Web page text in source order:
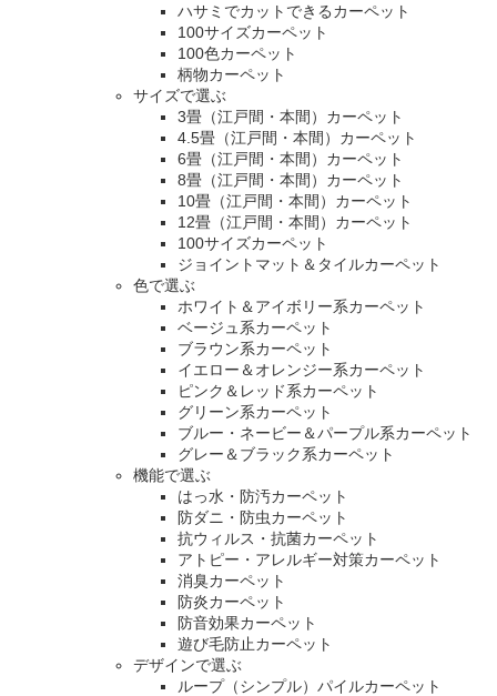
ハサミでカットできるカーペット
100サイズカーペット
100色カーペット
柄物カーペット
サイズで選ぶ
3畳（江戸間・本間）カーペット
4.5畳（江戸間・本間）カーペット
6畳（江戸間・本間）カーペット
8畳（江戸間・本間）カーペット
10畳（江戸間・本間）カーペット
12畳（江戸間・本間）カーペット
100サイズカーペット
ジョイントマット＆タイルカーペット
色で選ぶ
ホワイト＆アイボリー系カーペット
ベージュ系カーペット
ブラウン系カーペット
イエロー＆オレンジー系カーペット
ピンク＆レッド系カーペット
グリーン系カーペット
ブルー・ネービー＆パープル系カーペット
グレー＆ブラック系カーペット
機能で選ぶ
はっ水・防汚カーペット
防ダニ・防虫カーペット
抗ウィルス・抗菌カーペット
アトピー・アレルギー対策カーペット
消臭カーペット
防炎カーペット
防音効果カーペット
遊び毛防止カーペット
デザインで選ぶ
ループ（シンプル）パイルカーペット